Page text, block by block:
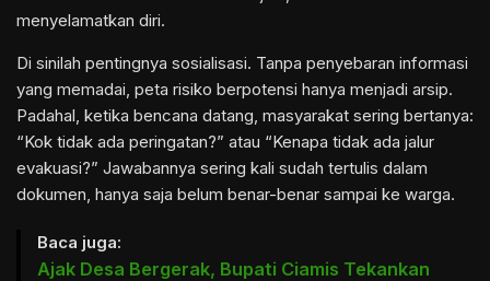
menyelamatkan diri.
Di sinilah pentingnya sosialisasi. Tanpa penyebaran informasi
yang memadai, peta risiko berpotensi hanya menjadi arsip.
Padahal, ketika bencana datang, masyarakat sering bertanya:
“Kok tidak ada peringatan?” atau “Kenapa tidak ada jalur
evakuasi?” Jawabannya sering kali sudah tertulis dalam
dokumen, hanya saja belum benar-benar sampai ke warga.
Baca juga:
Ajak Desa Bergerak, Bupati Ciamis Tekankan